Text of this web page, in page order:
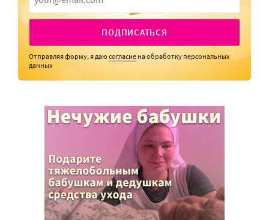
ПОДПИСАТЬСЯ
Отправляя форму, я даюсогласие на обработку персональных
данных